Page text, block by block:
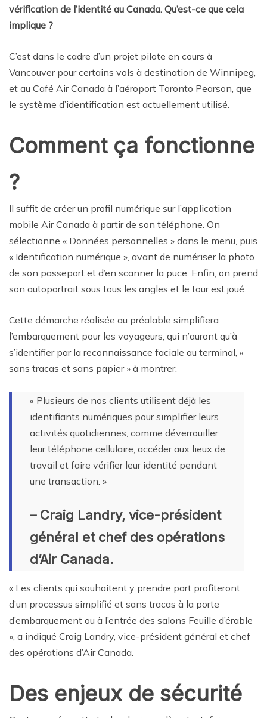
vérification de l’identité au Canada. Qu’est-ce que cela
implique ?
C’est dans le cadre d’un projet pilote en cours à
Vancouver pour certains vols à destination de Winnipeg,
et au Café Air Canada à l’aéroport Toronto Pearson, que
le système d’identification est actuellement utilisé.
Comment ça fonctionne
?
Il suffit de créer un profil numérique sur l’application
mobile Air Canada à partir de son téléphone. On
sélectionne « Données personnelles » dans le menu, puis
« Identification numérique », avant de numériser la photo
de son passeport et d’en scanner la puce. Enfin, on prend
son autoportrait sous tous les angles et le tour est joué.
Cette démarche réalisée au préalable simplifiera
l’embarquement pour les voyageurs, qui n’auront qu’à
s’identifier par la reconnaissance faciale au terminal, «
sans tracas et sans papier » à montrer.
« Plusieurs de nos clients utilisent déjà les
identifiants numériques pour simplifier leurs
activités quotidiennes, comme déverrouiller
leur téléphone cellulaire, accéder aux lieux de
travail et faire vérifier leur identité pendant
une transaction. »
– Craig Landry, vice-président
général et chef des opérations
d’Air Canada.
« Les clients qui souhaitent y prendre part profiteront
d’un processus simplifié et sans tracas à la porte
d’embarquement ou à l’entrée des salons Feuille d’érable
», a indiqué Craig Landry, vice-président général et chef
des opérations d’Air Canada.
Des enjeux de sécurité